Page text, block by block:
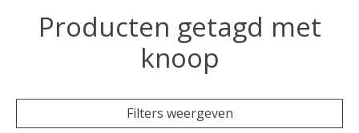
Producten getagd met
knoop
Filters weergeven